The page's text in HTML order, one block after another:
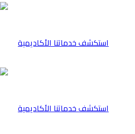
⁠استكشف خدماتنا الأكاديمية
⁠استكشف خدماتنا الأكاديمية